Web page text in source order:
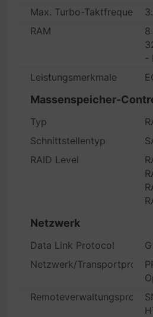
Max. Turbo-Taktfrequenz
RAM
8
-
Leistungsmerkmale
Massenspeicher-
Typ
Schnittstellentyp
RAID Level
Netzwerk
Data Link Protocol
Netzwerk/